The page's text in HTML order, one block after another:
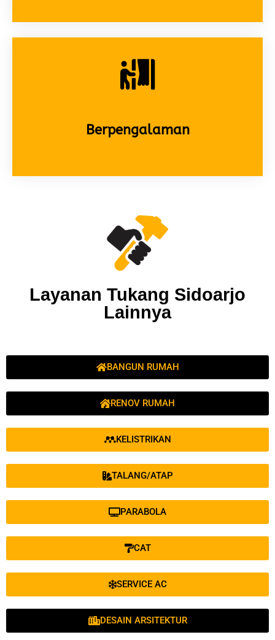
Berpengalaman
Layanan Tukang Sidoarjo
Lainnya
BANGUN RUMAH
RENOV RUMAH
KELISTRIKAN
TALANG/ATAP
PARABOLA
CAT
SERVICE AC
DESAIN ARSITEKTUR